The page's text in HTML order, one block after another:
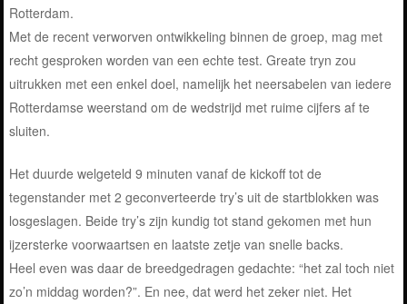
Rotterdam.
Met de recent verworven ontwikkeling binnen de groep, mag met
recht gesproken worden van een echte test. Greate tryn zou
uitrukken met een enkel doel, namelijk het neersabelen van iedere
Rotterdamse weerstand om de wedstrijd met ruime cijfers af te
sluiten.
Het duurde welgeteld 9 minuten vanaf de kickoff tot de
tegenstander met 2 geconverteerde try’s uit de startblokken was
losgeslagen. Beide try’s zijn kundig tot stand gekomen met hun
ijzersterke voorwaartsen en laatste zetje van snelle backs.
Heel even was daar de breedgedragen gedachte: “het zal toch niet
zo’n middag worden?”. En nee, dat werd het zeker niet. Het